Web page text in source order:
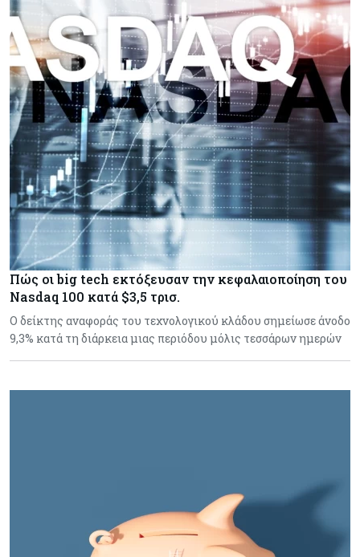
Πώς οι big tech εκτόξευσαν την κεφαλαιοποίηση του
Nasdaq 100 κατά $3,5 τρισ.
Ο δείκτης αναφοράς του τεχνολογικού κλάδου σημείωσε άνοδο
9,3% κατά τη διάρκεια μιας περιόδου μόλις τεσσάρων ημερών